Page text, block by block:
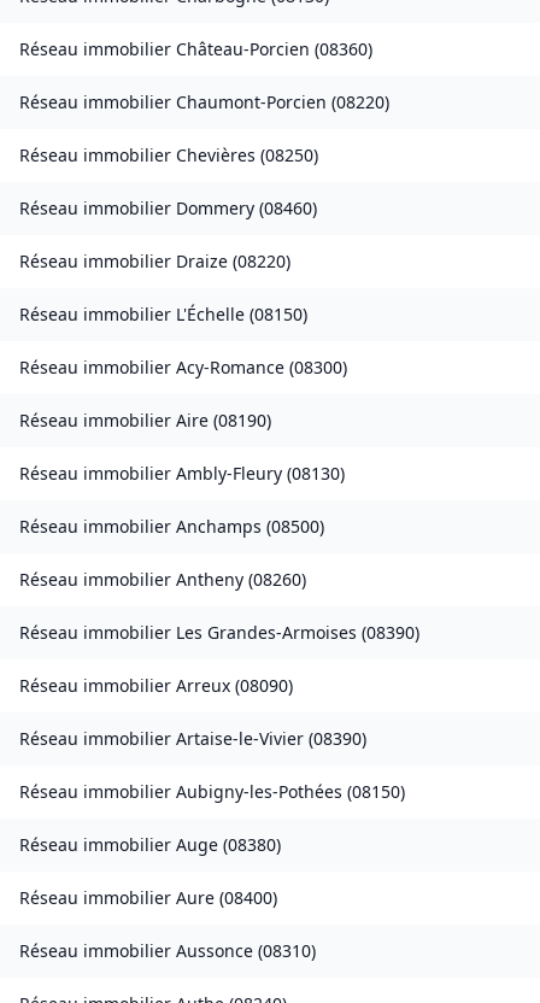
Réseau immobilier Château-Porcien (08360)
Réseau immobilier Chaumont-Porcien (08220)
Réseau immobilier Chevières (08250)
Réseau immobilier Dommery (08460)
Réseau immobilier Draize (08220)
Réseau immobilier L'Échelle (08150)
Réseau immobilier Acy-Romance (08300)
Réseau immobilier Aire (08190)
Réseau immobilier Ambly-Fleury (08130)
Réseau immobilier Anchamps (08500)
Réseau immobilier Antheny (08260)
Réseau immobilier Les Grandes-Armoises (08390)
Réseau immobilier Arreux (08090)
Réseau immobilier Artaise-le-Vivier (08390)
Réseau immobilier Aubigny-les-Pothées (08150)
Réseau immobilier Auge (08380)
Réseau immobilier Aure (08400)
Réseau immobilier Aussonce (08310)